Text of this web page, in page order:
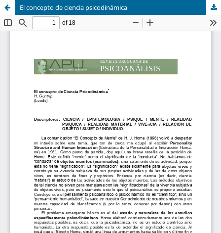
El concepto de ciencia psicodinámica